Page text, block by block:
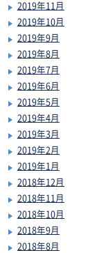
2019年11月
2019年10月
2019年9月
2019年8月
2019年7月
2019年6月
2019年5月
2019年4月
2019年3月
2019年2月
2019年1月
2018年12月
2018年11月
2018年10月
2018年9月
2018年8月